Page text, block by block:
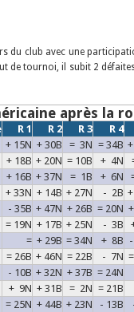
du club avec une
de tournoi, il subit 2
après la
R 1 R 2 R 3 R 4
+ 15N + 30B = 3N = 34B
+ 18B + 20N = 10B + 4N
+ 16B + 37N = 1B + 6N
+ 33N + 14B + 27N - 2B
- 35B + 47N + 26B = 20N
= 19N + 17B + 25N - 3B
= + 29B = 34N + 8B
= 26B + 46N = 22B - 7N
- 10B + 32N + 37B = 24N
+ 9N + 31B = 2N = 21B
= 25N + 44B + 23N - 13B